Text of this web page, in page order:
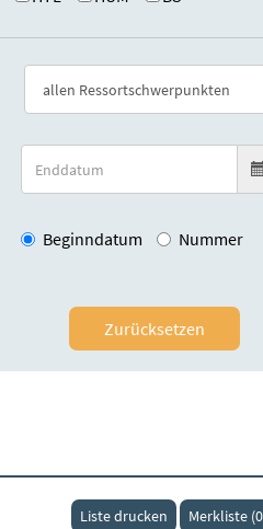
Beginndatum Nummer
Zurücksetzen
Liste drucken Merkliste